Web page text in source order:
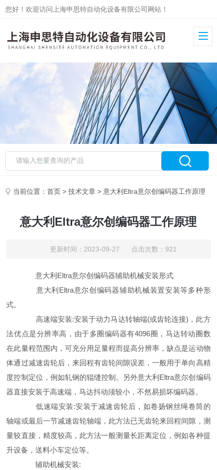
您好！欢迎访问上海申思特自动化设备有限公司网站！
当前位置：首页 >技术文章 > 意大利Eltra意尔创编码器工作原理
意大利Eltra意尔创编码器工作原理
更新时间：2023-09-27 点击次数：921
意大利Eltra意尔创编码器辅助机械安装形式
意大利Eltra意尔创编码器辅助机械装置安装等多种形
式。
高速端安装:安装于动力马达转轴端(或齿轮连接)，此方
法优点是分辨率高，由于多圈编码器有4096圈，马达转动圈数
在此量程范围内，可充分用足量程而提高分辨率，缺点是运动物
体通过减速齿轮后，来回程有齿轮间隙误差，一般用于单向高精
度控制定位，例如轧钢的辊缝控制。另外意大利Eltra意尔创编码
器直接安装于高速端，马达抖动须较小，不然易损坏编码器。
低速端安装:安装于减速齿轮后，如卷扬钢丝绳卷筒的
轴端或最后一节减速齿轮轴端，此方法已无齿轮来回程间隙，测
量较直接，精度较高，此方法一般测量长距离定位，例如各种提
升设备，送料小车定位等。
辅助机械安装: